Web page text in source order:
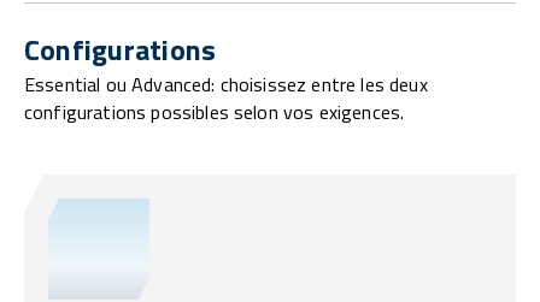
Configurations
Essential ou Advanced: choisissez entre les deux
configurations possibles selon vos exigences.